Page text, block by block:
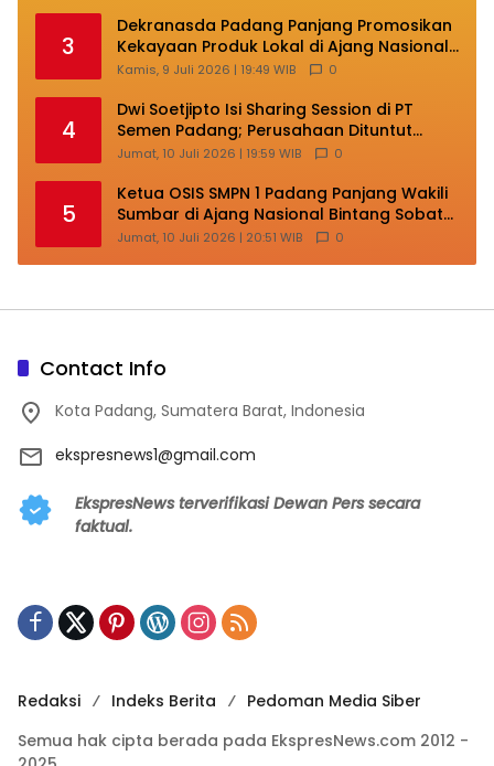
3
Dekranasda Padang Panjang Promosikan
Kekayaan Produk Lokal di Ajang Nasional
Makassar
Kamis, 9 Juli 2026 | 19:49 WIB 0
4
Dwi Soetjipto Isi Sharing Session di PT
Semen Padang; Perusahaan Dituntut
Lakukan Transformasi
Jumat, 10 Juli 2026 | 19:59 WIB 0
5
Ketua OSIS SMPN 1 Padang Panjang Wakili
Sumbar di Ajang Nasional Bintang Sobat
SMP
Jumat, 10 Juli 2026 | 20:51 WIB 0
Contact Info
Kota Padang, Sumatera Barat, Indonesia
ekspresnews1@gmail.com
EkspresNews terverifikasi Dewan Pers secara
faktual.
Redaksi Indeks Berita
Pedoman Media Siber
Semua hak cipta berada pada EkspresNews.com 2012 -